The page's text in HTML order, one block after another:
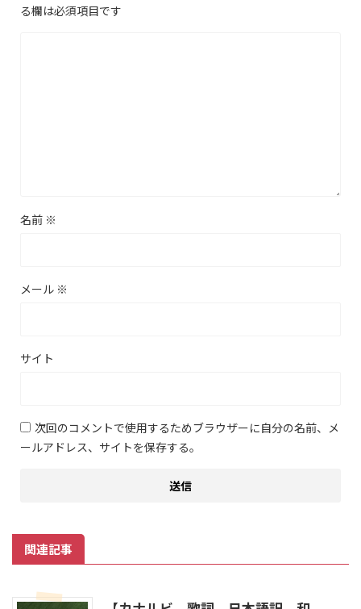
る欄は必須項目です
名前 ※
メール ※
サイト
次回のコメントで使用するためブラウザーに自分の名前、メ
ールアドレス、サイトを保存する。
関連記事